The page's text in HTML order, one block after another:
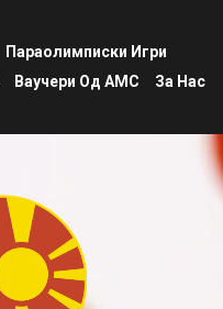
Параолимписки Игри
Ваучери Од АМС За Нас